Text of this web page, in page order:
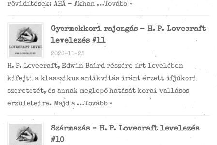
rövidítések: AHÁ – Akham …Tovább »
Gyermekkori rajongás – H. P. Lovecraft
levelezés #11
2020-11-25
H. P. Lovecraft, Edwin Baird részére írt levelében
kifejti a klasszikus antikvitás iránt érzett ifjúkori
szeretetét, és annak meglepő hatását korai vallásos
érzületeire. Majd a …Tovább »
Származás – H. P. Lovecraft levelezés
#10